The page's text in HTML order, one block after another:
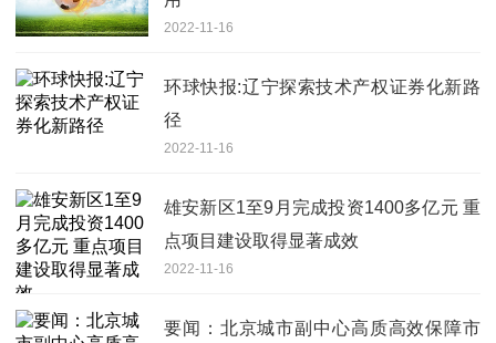
2022-11-16
环球快报:辽宁探索技术产权证券化新路
径
2022-11-16
雄安新区1至9月完成投资1400多亿元 重
点项目建设取得显著成效
2022-11-16
要闻：北京城市副中心高质高效保障市